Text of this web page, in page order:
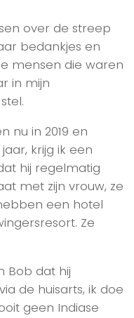
over de streep
bedankjes en
mensen die waren
in mijn
nu in 2019 en
krijg ik een
hij regelmatig
met zijn vrouw, ze
een hotel
Ze
Bob dat hij
de huisarts, ik doe
geen Indiase